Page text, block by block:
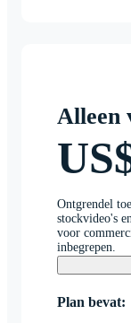
Alleen
Ontgrendel
stockvideo's
voor
inbegrepen.
Plan bevat: